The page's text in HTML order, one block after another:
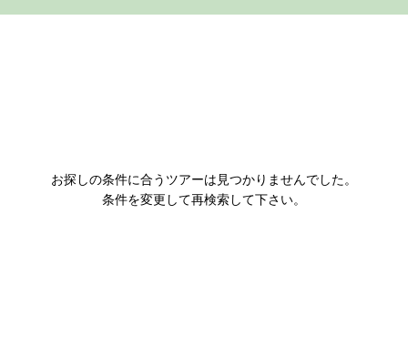
お探しの条件に合うツアーは見つかりませんでした。
条件を変更して再検索して下さい。